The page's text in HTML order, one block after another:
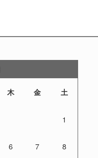
木 金 土
1
6 7 8